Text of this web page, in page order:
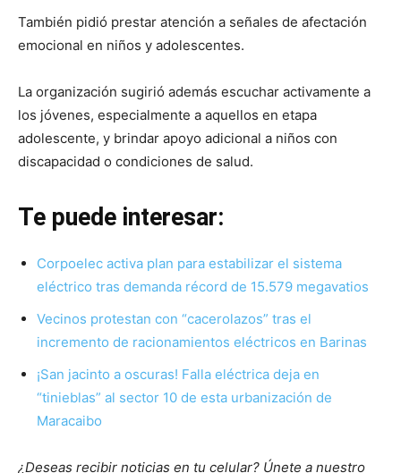
También pidió prestar atención a señales de afectación
emocional en niños y adolescentes.
La organización sugirió además escuchar activamente a
los jóvenes, especialmente a aquellos en etapa
adolescente, y brindar apoyo adicional a niños con
discapacidad o condiciones de salud.
Te puede interesar:
Corpoelec activa plan para estabilizar el sistema
eléctrico tras demanda récord de 15.579 megavatios
Vecinos protestan con “cacerolazos” tras el
incremento de racionamientos eléctricos en Barinas
¡San jacinto a oscuras! Falla eléctrica deja en
“tinieblas” al sector 10 de esta urbanización de
Maracaibo
¿Deseas recibir noticias en tu celular? Únete a nuestro